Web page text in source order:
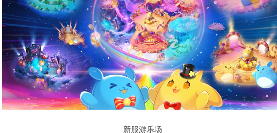
新服游乐场